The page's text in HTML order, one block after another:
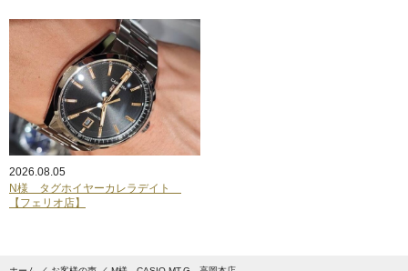
2026.08.05
N様 タグホイヤーカレラデイト
【フェリオ店】